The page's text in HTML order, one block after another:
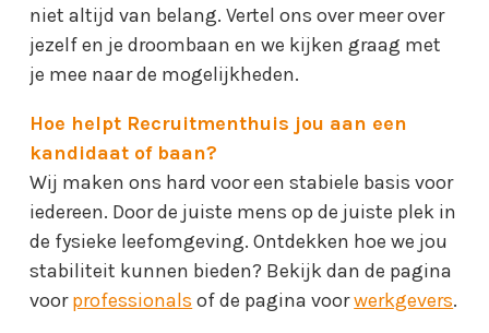
niet altijd van belang. Vertel ons over meer over
jezelf en je droombaan en we kijken graag met
je mee naar de mogelijkheden.
Hoe helpt Recruitmenthuis jou aan een
kandidaat of baan?
Wij maken ons hard voor een stabiele basis voor
iedereen. Door de juiste mens op de juiste plek in
de fysieke leefomgeving. Ontdekken hoe we jou
stabiliteit kunnen bieden? Bekijk dan de pagina
voorprofessionals of de pagina voorwerkgevers.